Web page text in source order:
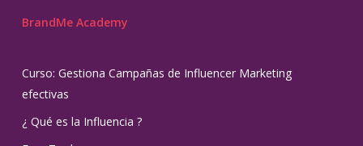
BrandMe Academy
Curso: Gestiona Campañas de Influencer Marketing
efectivas
¿ Qué es la Influencia ?